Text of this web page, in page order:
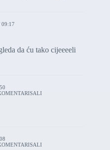
09:17
da ću tako cijeeeeli